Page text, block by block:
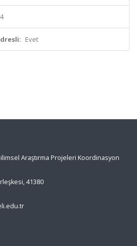
Evet
Araştırma Projeleri Koordinasyon
41380